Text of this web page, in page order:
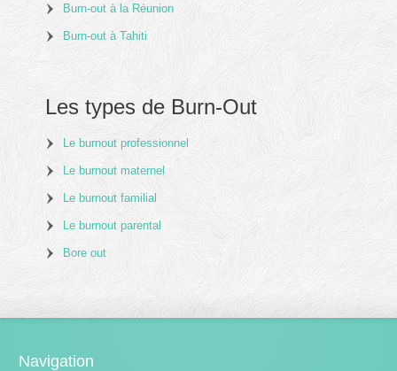
Burn-out à la Réunion
Burn-out à Tahiti
Les types de Burn-Out
Le burnout professionnel
Le burnout maternel
Le burnout familial
Le burnout parental
Bore out
Navigation